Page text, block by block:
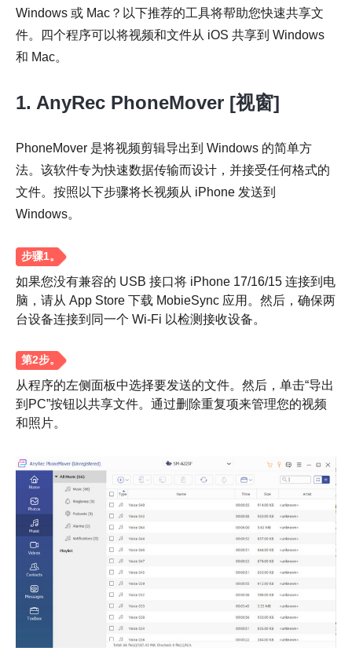
步骤1。
第2步。
Windows 或 Mac？以下推荐的工具将帮助您快速共享文
件。四个程序可以将视频和文件从 iOS 共享到 Windows
和 Mac。
1. AnyRec PhoneMover [视窗]
PhoneMover 是将视频剪辑导出到 Windows 的简单方
法。该软件专为快速数据传输而设计，并接受任何格式的
文件。按照以下步骤将长视频从 iPhone 发送到
Windows。
如果您没有兼容的 USB 接口将 iPhone 17/16/15 连接到电
脑，请从 App Store 下载 MobieSync 应用。然后，确保两
台设备连接到同一个 Wi-Fi 以检测接收设备。
从程序的左侧面板中选择要发送的文件。然后，单击“导出
到PC”按钮以共享文件。通过删除重复项来管理您的视频
和照片。